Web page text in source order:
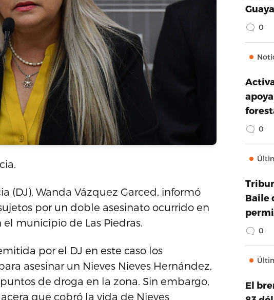
(DJ), Wanda Vázquez Garced, informó
por un doble asesinato ocurrido en
municipio de Las Piedras.
por el DJ en este caso los
asesinar un Nieves Nieves Hernández,
de droga en la zona. Sin embargo,
que cobró la vida de Nieves
0
0
Baile
0
El